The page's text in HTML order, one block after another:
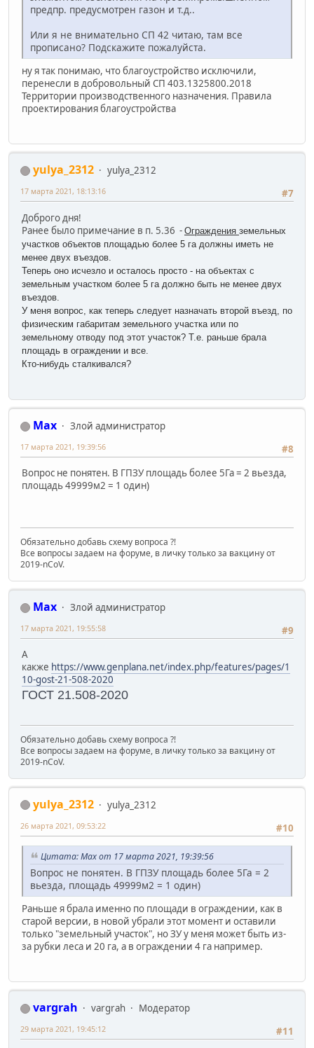
предпр. предусмотрен газон и т.д..
Или я не внимательно СП 42 читаю, там все
прописано? Подскажите пожалуйста.
ну я так понимаю, что благоустройство исключили,
перенесли в добровольный СП 403.1325800.2018
Территории производственного назначения. Правила
проектирования благоустройства
yulya_2312
yulya_2312
#7
17 марта 2021, 18:13:16
Доброго дня!
Ранее было примечание в п. 5.36 - Ограждения земельных
участков объектов площадью более 5 га должны иметь не
менее двух въездов.
Теперь оно исчезло и осталось просто - на объектах с
земельным участком более 5 га должно быть не менее двух
въездов.
У меня вопрос, как теперь следует назначать второй въезд, по
физическим габаритам земельного участка или по
земельному отводу под этот участок? Т.е. раньше брала
площадь в ограждении и все.
Кто-нибудь сталкивался?
Max
Злой администратор
#8
17 марта 2021, 19:39:56
Вопрос не понятен. В ГПЗУ площадь более 5Га = 2 вьезда,
площадь 49999м2 = 1 один)
Обязательно добавь схему вопроса ?!
Все вопросы задаем на форуме, в личку только за вакцину от
2019-nCoV.
Max
Злой администратор
#9
17 марта 2021, 19:55:58
А
какже https://www.genplana.net/index.php/features/pages/1
10-gost-21-508-2020
ГОСТ 21.508-2020
Обязательно добавь схему вопроса ?!
Все вопросы задаем на форуме, в личку только за вакцину от
2019-nCoV.
yulya_2312
yulya_2312
#10
26 марта 2021, 09:53:22
Цитата: Max от 17 марта 2021, 19:39:56
Вопрос не понятен. В ГПЗУ площадь более 5Га = 2
вьезда, площадь 49999м2 = 1 один)
Раньше я брала именно по площади в ограждении, как в
старой версии, в новой убрали этот момент и оставили
только "земельный участок", но ЗУ у меня может быть из-
за рубки леса и 20 га, а в ограждении 4 га например.
vargrah vargrah
Модератор
#11
29 марта 2021, 19:45:12